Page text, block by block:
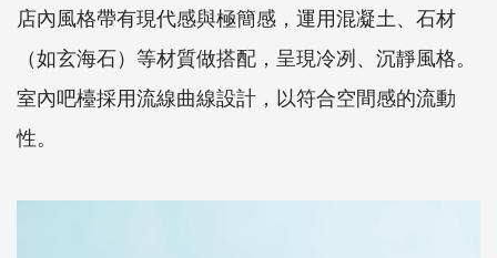
店內風格帶有現代感與極簡感，運用混凝土、石材
（如玄海石）等材質做搭配，呈現冷冽、沉靜風格。
室內吧檯採用流線曲線設計，以符合空間感的流動
性。